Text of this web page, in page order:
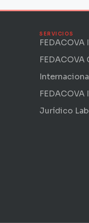
SERVICIOS
FEDACOVA
FEDACOVA
FEDACOVA
Jurídico